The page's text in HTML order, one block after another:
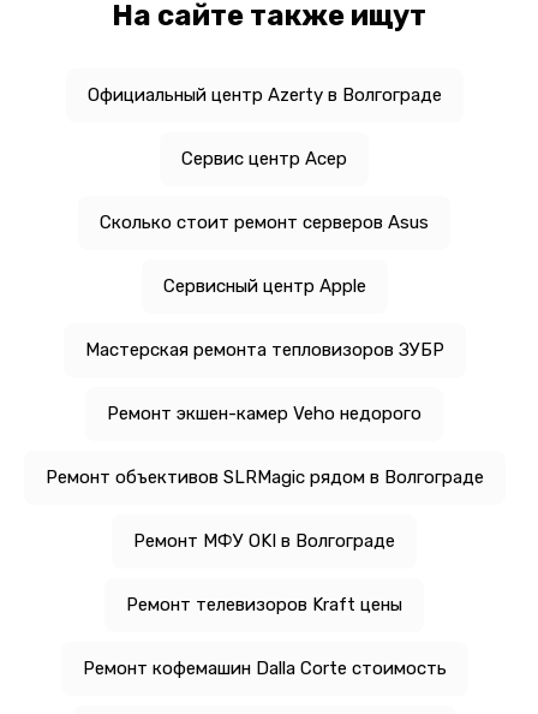
На сайте также ищут
Официальный центр Azerty в Волгограде
Сервис центр Асер
Сколько стоит ремонт серверов Asus
Сервисный центр Apple
Мастерская ремонта тепловизоров ЗУБР
Ремонт экшен-камер Veho недорого
Ремонт объективов SLRMagic рядом в Волгограде
Ремонт МФУ OKI в Волгограде
Ремонт телевизоров Kraft цены
Ремонт кофемашин Dalla Corte стоимость